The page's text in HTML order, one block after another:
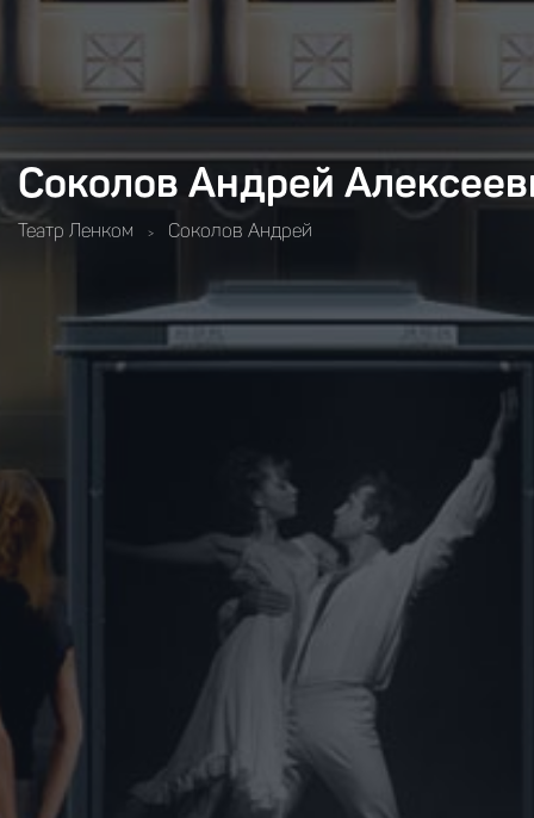
Соколов Андрей
Театр Ленком > Соколов Андрей